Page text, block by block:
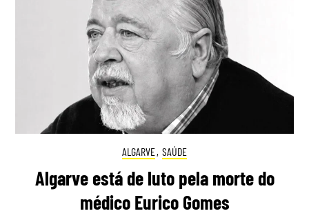
ALGARVE, SAÚDE
Algarve está de luto pela morte do
médico Eurico Gomes